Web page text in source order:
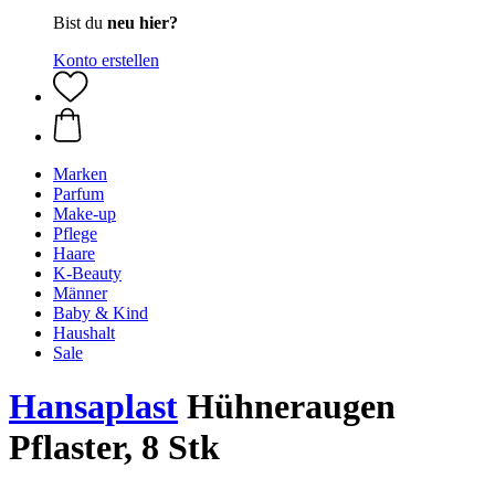
Bist du neu hier?
Konto erstellen
Marken
Parfum
Make-up
Pflege
Haare
K-Beauty
Männer
Baby & Kind
Haushalt
Sale
Hansaplast Hühneraugen
Pflaster, 8 Stk